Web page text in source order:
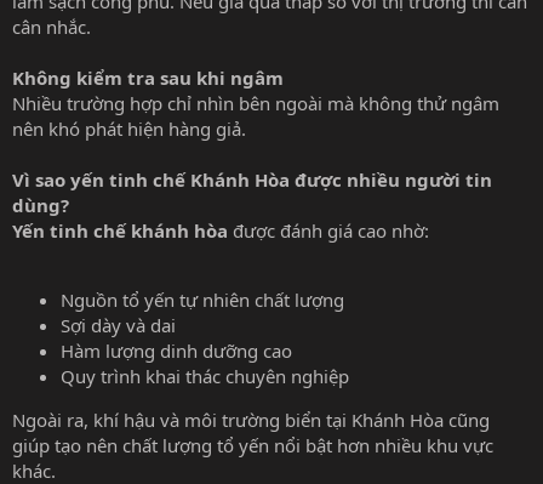
cân nhắc.
Không kiểm tra sau khi ngâm
Nhiều trường hợp chỉ nhìn bên ngoài mà không thử ngâm
nên khó phát hiện hàng giả.
Vì sao yến tinh chế Khánh Hòa được nhiều người tin
dùng?
Yến tinh chế khánh hòa được đánh giá cao nhờ:
Nguồn tổ yến tự nhiên chất lượng
Sợi dày và dai
Hàm lượng dinh dưỡng cao
Quy trình khai thác chuyên nghiệp
Ngoài ra, khí hậu và môi trường biển tại Khánh Hòa cũng
giúp tạo nên chất lượng tổ yến nổi bật hơn nhiều khu vực
khác.